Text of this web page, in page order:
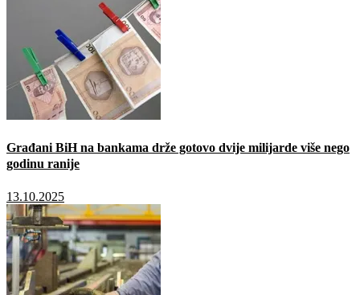
Građani BiH na bankama drže gotovo dvije milijarde više nego
godinu ranije
13.10.2025